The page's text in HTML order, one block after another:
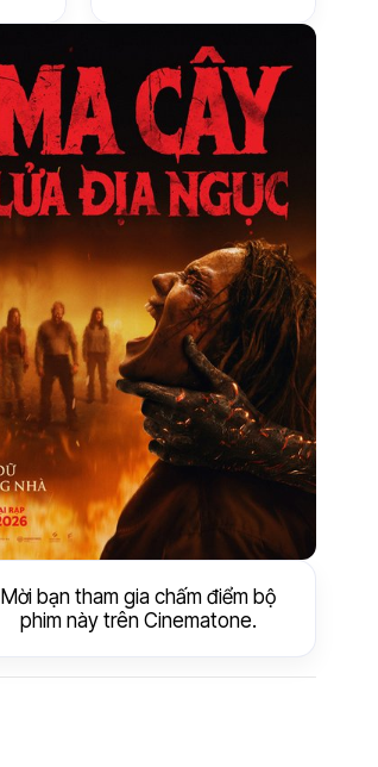
Mời bạn tham gia chấm điểm bộ
phim này trên Cinematone.